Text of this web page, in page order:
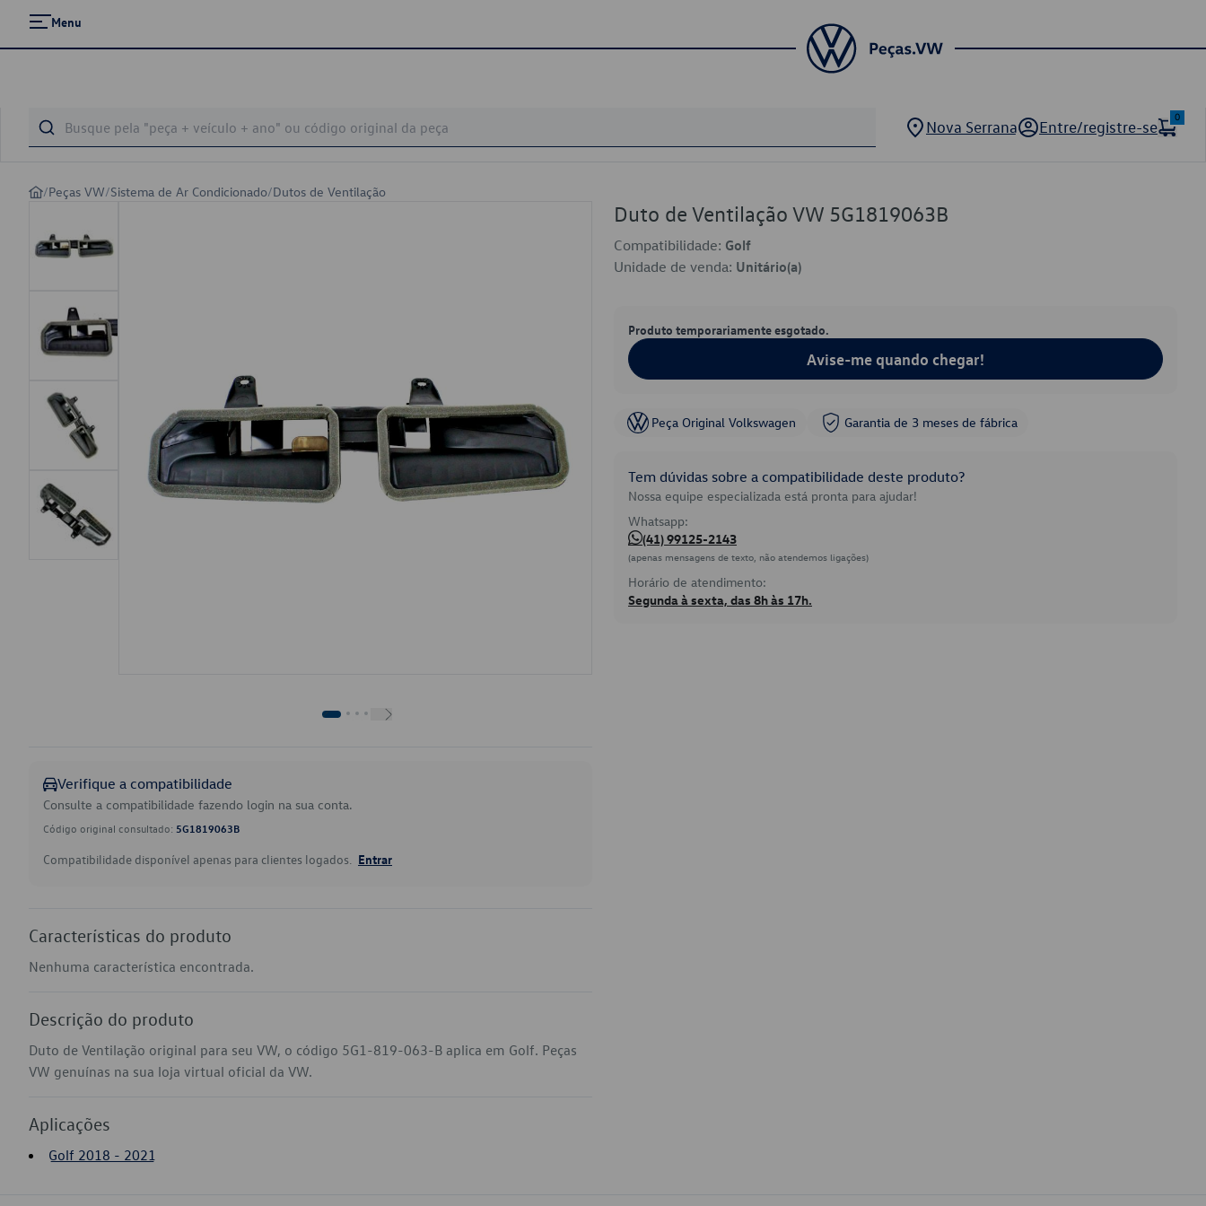
Menu
Nova Serrana Entre/registre-se
0
/Peças VW/Sistema de Ar Condicionado/Dutos de Ventilação
Verifique a compatibilidade
Consulte a compatibilidade fazendo login na sua conta.
Código original consultado: 5G1819063B
Compatibilidade disponível apenas para clientes logados. Entrar
Características do produto
Nenhuma característica encontrada.
Descrição do produto
Duto de Ventilação original para seu VW, o código 5G1-819-063-B aplica em Golf. Peças
VW genuínas na sua loja virtual oficial da VW.
Aplicações
Golf 2018 - 2021
Duto de Ventilação VW 5G1819063B
Compatibilidade: Golf
Unidade de venda: Unitário(a)
Produto temporariamente esgotado.
Avise-me quando chegar!
Peça Original Volkswagen Garantia de 3 meses de fábrica
Tem dúvidas sobre a compatibilidade deste produto?
Nossa equipe especializada está pronta para ajudar!
Whatsapp:
(41) 99125-2143
(apenas mensagens de texto, não atendemos ligações)
Horário de atendimento:
Segunda à sexta, das 8h às 17h.